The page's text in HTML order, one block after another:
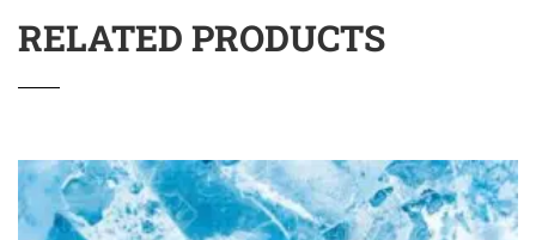
RELATED PRODUCTS